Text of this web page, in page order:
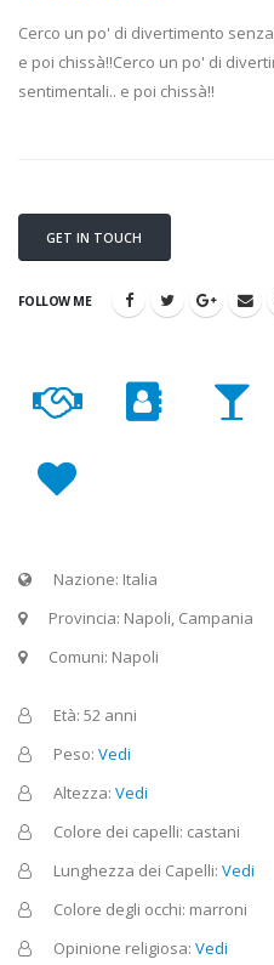
Cerco un po' di divertimento
e poi chissà!!Cerco un po' di
sentimentali.. e poi chissà!!
GET IN TOUCH
FOLLOW ME
Nazione: Italia
Provincia: Napoli, Campania
Comuni: Napoli
Età: 52 anni
Peso: Vedi
Altezza: Vedi
Colore dei capelli: castani
Lunghezza dei Capelli: Vedi
Colore degli occhi: marroni
Opinione religiosa: Vedi